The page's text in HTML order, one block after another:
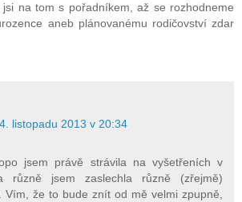
na tom s pořadníkem, až se rozhodneme
aneb plánovanému rodičovství zdar
listopadu 2013 v 20:34
jsem právě strávila na vyšetřeních v
různě jsem zaslechla různě (zřejmě)
Vím, že to bude znít od mě velmi zpupně,